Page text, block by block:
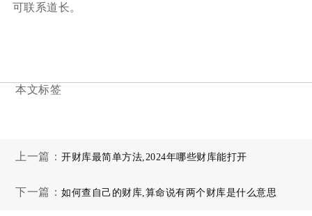
可联系道长。
本文标签
上一篇：开财库最简单方法,2024年哪些财库能打开
下一篇：如何查自己的财库,算命说有两个财库是什么意思